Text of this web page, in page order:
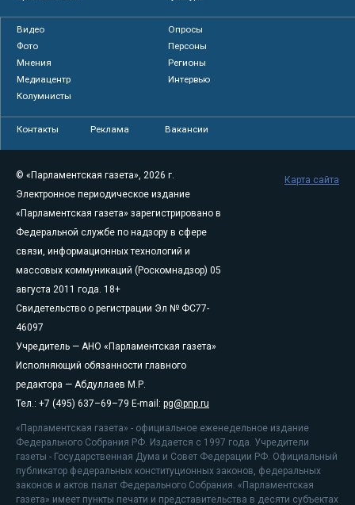
Видео
Опросы
Фото
Персоны
Мнения
Регионы
Медиацентр
Интервью
Колумнисты
Контакты Реклама Вакансии
© «Парламентская газета», 2026 г.
Электронное периодическое издание
«Парламентская газета» зарегистрировано в
Федеральной службе по надзору в сфере
связи, информационных технологий и
массовых коммуникаций (Роскомнадзор) 05
августа 2011 года. 18+
Свидетельство о регистрации Эл № ФС77-
46097
Учредитель — АНО «Парламентская газета»
Исполняющий обязанности главного
редактора — Абдуллаев М.Р.
Тел.: +7 (495) 637–69–79 E-mail: pg@pnp.ru
«Парламентская газета» - официальное еженедельное издание
Федерального Собрания РФ. Издается с 1997 года. Учредители
газеты - Государственная Дума и Совет Федерации РФ. Официальный
публикатор федеральных конституционных законов, федеральных
законов и актов палат Федерального Собрания. «Парламентская
газета» имеет пункты печати и представительства в десяти субъектах
Карта сайта